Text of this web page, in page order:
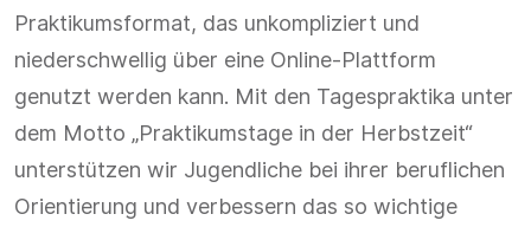
Praktikumsformat, das unkompliziert und
niederschwellig über eine Online-Plattform
genutzt werden kann. Mit den Tagespraktika unter
dem Motto „Praktikumstage in der Herbstzeit“
unterstützen wir Jugendliche bei ihrer beruflichen
Orientierung und verbessern das so wichtige